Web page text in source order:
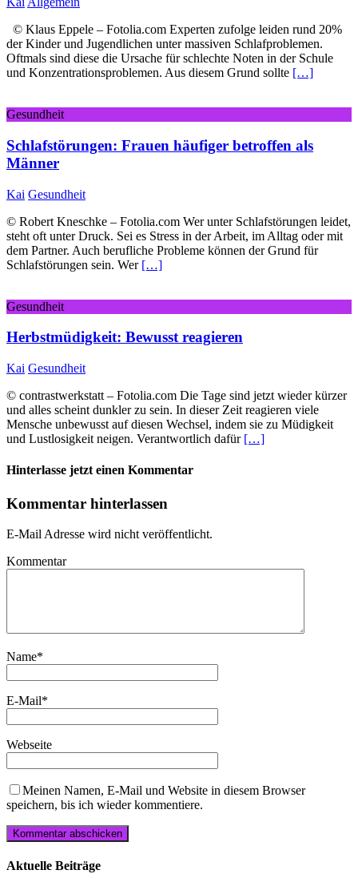
© Klaus Eppele – Fotolia.com Experten zufolge leiden rund 20%
der Kinder und Jugendlichen unter massiven Schlafproblemen.
Oftmals sind diese die Ursache für schlechte Noten in der Schule
und Konzentrationsproblemen. Aus diesem Grund sollte […]
Gesundheit
Schlafstörungen: Frauen häufiger betroffen als
Männer
Kai Gesundheit
© Robert Kneschke – Fotolia.com Wer unter Schlafstörungen leidet,
steht oft unter Druck. Sei es Stress in der Arbeit, im Alltag oder mit
dem Partner. Auch berufliche Probleme können der Grund für
Schlafstörungen sein. Wer […]
Gesundheit
Herbstmüdigkeit: Bewusst reagieren
Kai Gesundheit
© contrastwerkstatt – Fotolia.com Die Tage sind jetzt wieder kürzer
und alles scheint dunkler zu sein. In dieser Zeit reagieren viele
Mensche unbewusst auf diesen Wechsel, indem sie zu Müdigkeit
und Lustlosigkeit neigen. Verantwortlich dafür […]
Hinterlasse jetzt einen Kommentar
Kommentar hinterlassen
E-Mail Adresse wird nicht veröffentlicht.
Kommentar
Name*
E-Mail*
Webseite
Meinen Namen, E-Mail und Website in diesem Browser
speichern, bis ich wieder kommentiere.
Aktuelle Beiträge